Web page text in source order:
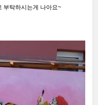
부탁하시는게 나아요~